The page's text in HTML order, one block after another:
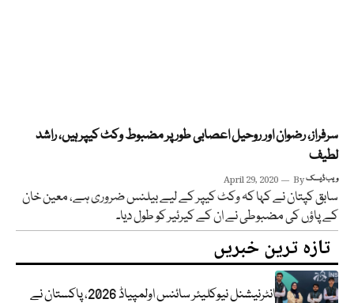
سرفراز، رضوان اور روحیل اعصابی طور پر مضبوط وکٹ کیپر ہیں، راشد
لطیف
April 29, 2020 Byویب ڈیسک
سابق کپتان نے کہا کہ وکٹ کیپر کے لیے بیلنس ضروری ہے، معین خان
کے پاؤں کی مضبوطی نے ان کے کیرئیر کو طول دیا۔
تازہ ترین خبریں
انٹرنیشنل نیوکلیئر سائنس اولمپیاڈ 2026، پاکستان نے